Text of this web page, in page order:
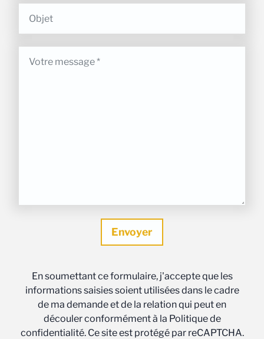
En soumettant ce formulaire, j'accepte que les
informations saisies soient utilisées dans le cadre
de ma demande et de la relation qui peut en
découler conformément à la Politique de
confidentialité. Ce site est protégé par reCAPTCHA.